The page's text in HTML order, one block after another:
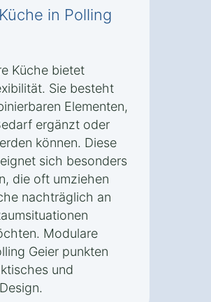
in Polling
Küche bietet
Sie besteht
Elementen,
ergänzt oder
können. Diese
sich besonders
die oft umziehen
nachträglich an
Modulare
Geier punkten
und